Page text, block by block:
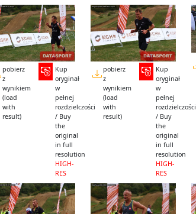
pobierz
z
wynikiem
(load
with
result)
Kup
oryginał
w
pełnej
rozdzielczości
/ Buy
the
original
in full
resolution
HIGH-
RES
pobierz
z
wynikiem
(load
with
result)
Kup
oryginał
w
pełnej
rozdzielczości
/ Buy
the
original
in full
resolution
HIGH-
RES